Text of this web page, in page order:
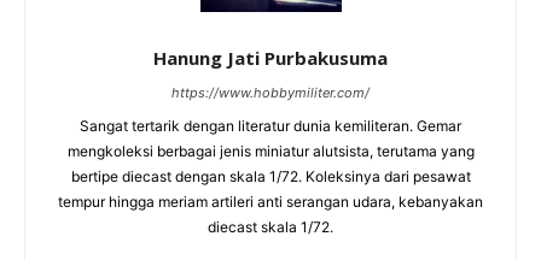
Hanung Jati Purbakusuma
https://www.hobbymiliter.com/
Sangat tertarik dengan literatur dunia kemiliteran. Gemar
mengkoleksi berbagai jenis miniatur alutsista, terutama yang
bertipe diecast dengan skala 1/72. Koleksinya dari pesawat
tempur hingga meriam artileri anti serangan udara, kebanyakan
diecast skala 1/72.